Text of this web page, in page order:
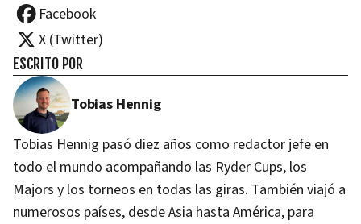
Facebook
X (Twitter)
ESCRITO POR
Tobias Hennig
Tobias Hennig pasó diez años como redactor jefe en
todo el mundo acompañando las Ryder Cups, los
Majors y los torneos en todas las giras. También viajó a
numerosos países, desde Asia hasta América, para